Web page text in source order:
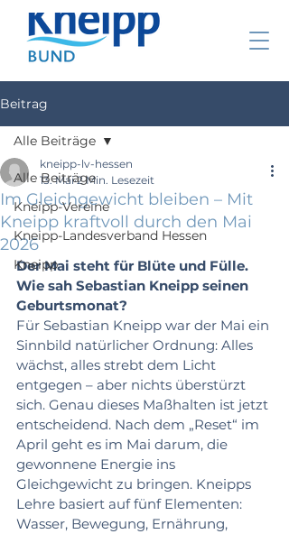
Beitrag
Alle Beiträge
Kneipp-Vereine
Kneipp-Landesverband Hessen
Kneipp
Alle Beiträge
Im Gleichgewicht bleiben – Mit
Kneipp kraftvoll durch den Mai
2026
kneipp-lv-hessen
13. Mai 2 Min. Lesezeit
Der Mai steht für Blüte und Fülle.
Wie sah Sebastian Kneipp seinen
Geburtsmonat?
Für Sebastian Kneipp war der Mai ein
Sinnbild natürlicher Ordnung: Alles
wächst, alles strebt dem Licht
entgegen – aber nichts überstürzt
sich. Genau dieses Maßhalten ist jetzt
entscheidend. Nach dem „Reset“ im
April geht es im Mai darum, die
gewonnene Energie ins
Gleichgewicht zu bringen. Kneipps
Lehre basiert auf fünf Elementen:
Wasser, Bewegung, Ernährung,